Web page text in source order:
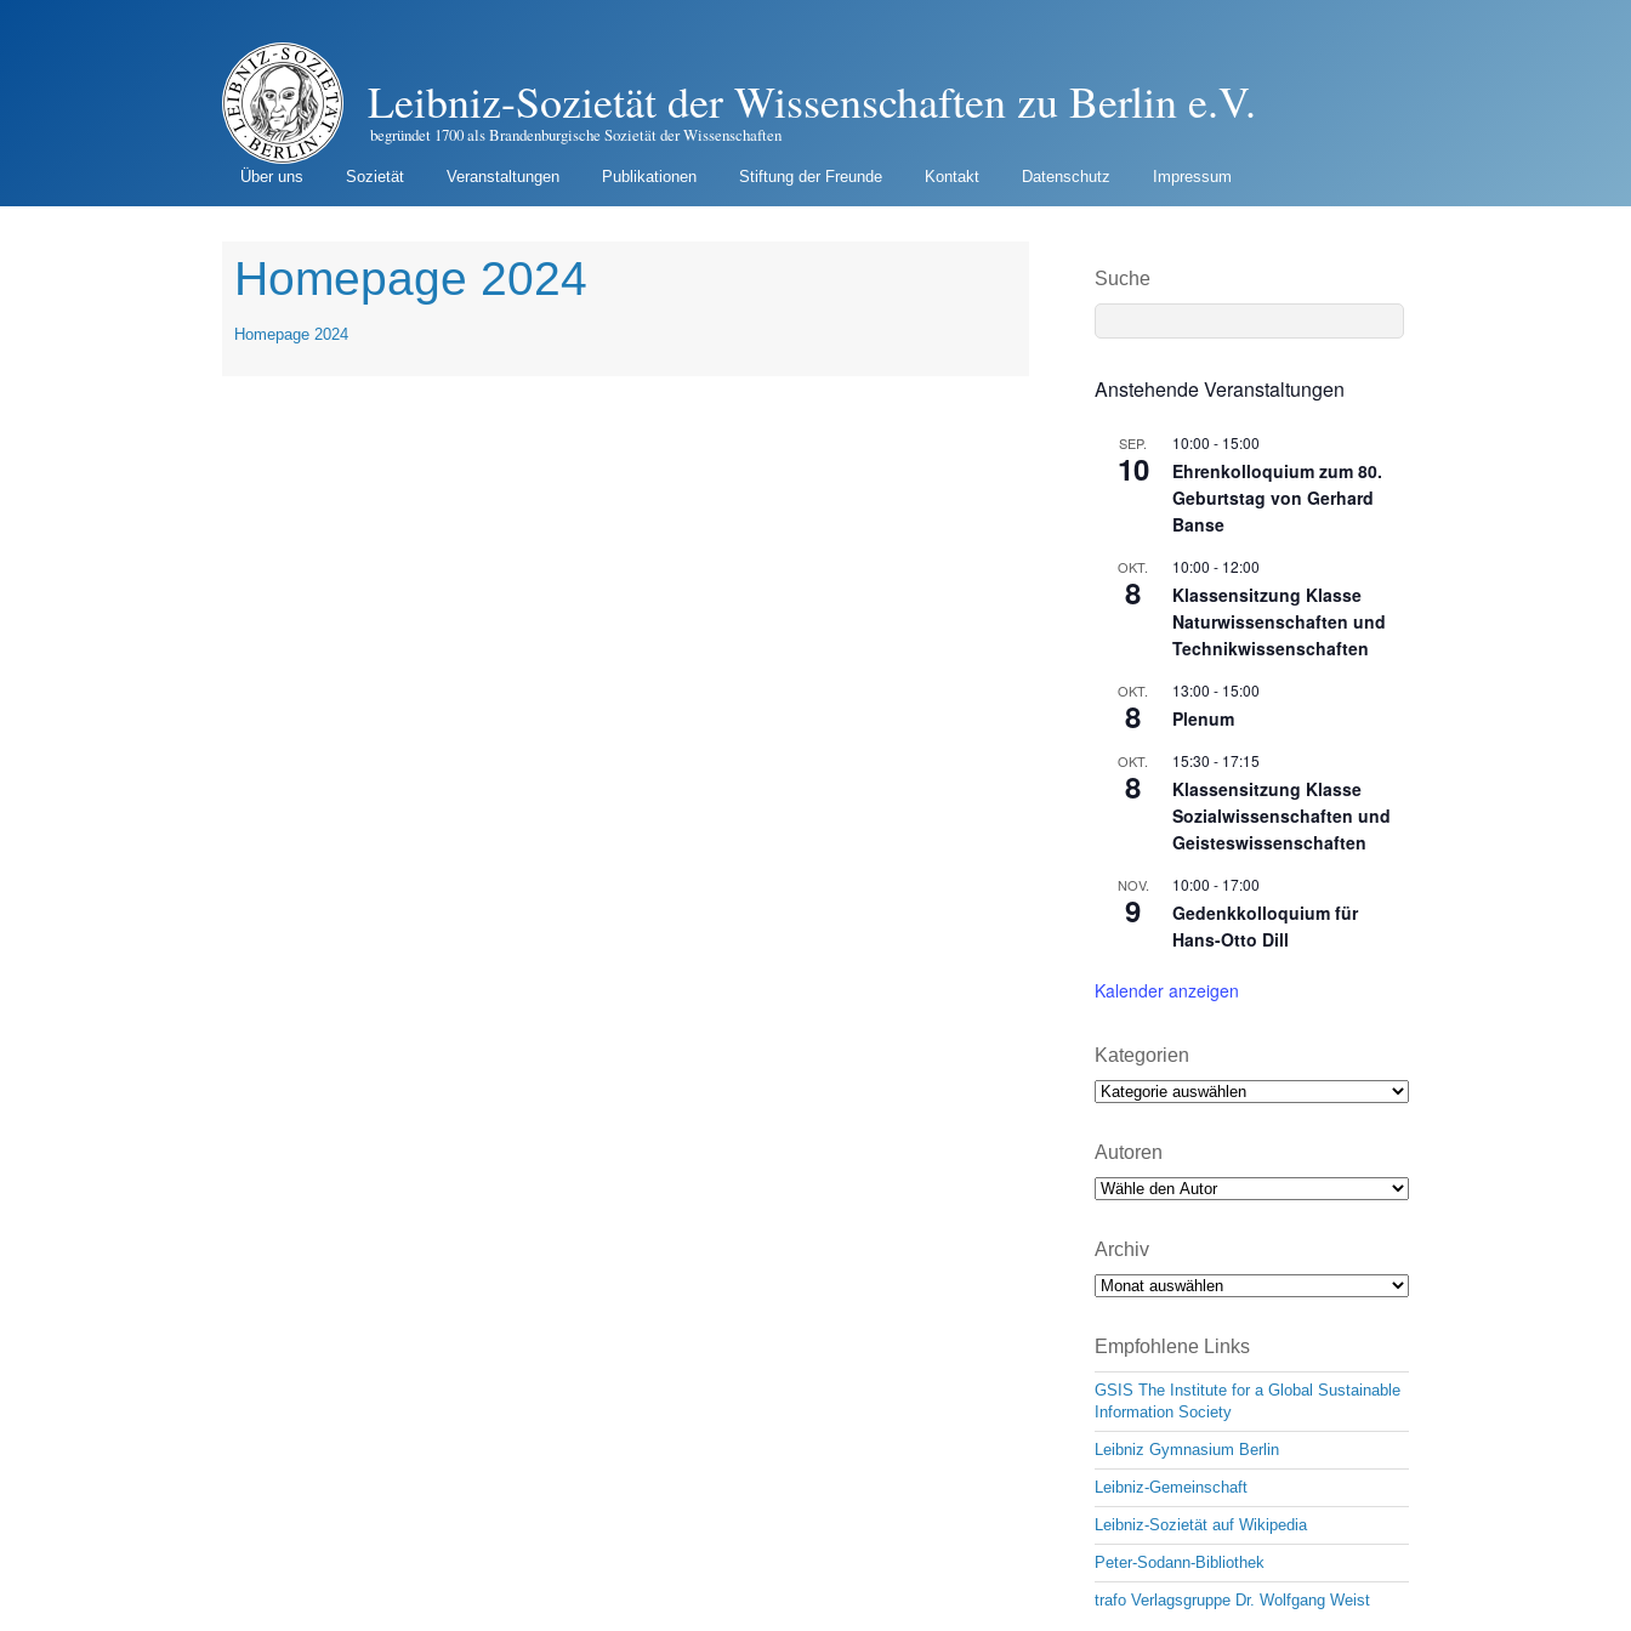
Leibniz-Sozietät der Wissenschaften zu Berlin e.V.
begründet 1700 als Brandenburgische Sozietät der Wissenschaften
Über uns Sozietät Veranstaltungen Publikationen Stiftung der Freunde Kontakt Datenschutz Impressum
Homepage 2024
Homepage 2024
Suche
Anstehende Veranstaltungen
SEP.
10
10:00 - 15:00
Ehrenkolloquium zum 80.
Geburtstag von Gerhard
Banse
OKT.
8
10:00 - 12:00
Klassensitzung Klasse
Naturwissenschaften und
Technikwissenschaften
OKT.
8
13:00 - 15:00
Plenum
OKT.
8
15:30 - 17:15
Klassensitzung Klasse
Sozialwissenschaften und
Geisteswissenschaften
NOV.
9
10:00 - 17:00
Gedenkkolloquium für
Hans-Otto Dill
Kalender anzeigen
Kategorien
Kategorien
Autoren
Archiv
Archiv
Empfohlene Links
GSIS The Institute for a Global Sustainable
Information Society
Leibniz Gymnasium Berlin
Leibniz-Gemeinschaft
Leibniz-Sozietät auf Wikipedia
Peter-Sodann-Bibliothek
trafo Verlagsgruppe Dr. Wolfgang Weist